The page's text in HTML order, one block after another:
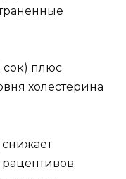
сок) плюс
холестерина